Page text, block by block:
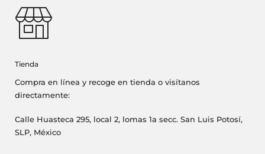
Tienda
Compra en línea y recoge en tienda o visítanos
directamente:
Calle Huasteca 295, local 2, lomas 1a secc. San Luis Potosí,
SLP, México